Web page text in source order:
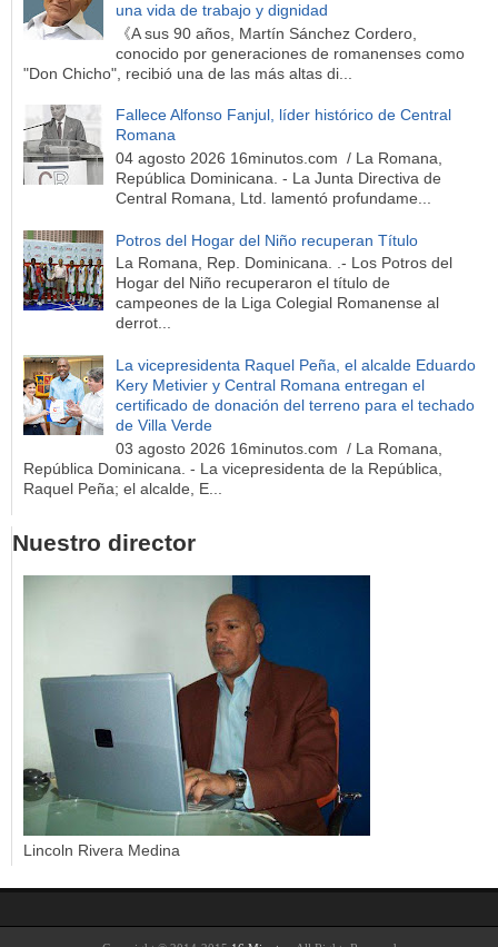
una vida de trabajo y dignidad
《A sus 90 años, Martín Sánchez Cordero,
conocido por generaciones de romanenses como
"Don Chicho", recibió una de las más altas di...
Fallece Alfonso Fanjul, líder histórico de Central
Romana
04 agosto 2026 16minutos.com / La Romana,
República Dominicana. - La Junta Directiva de
Central Romana, Ltd. lamentó profundame...
Potros del Hogar del Niño recuperan Título
La Romana, Rep. Dominicana. .- Los Potros del
Hogar del Niño recuperaron el título de
campeones de la Liga Colegial Romanense al
derrot...
La vicepresidenta Raquel Peña, el alcalde Eduardo
Kery Metivier y Central Romana entregan el
certificado de donación del terreno para el techado
de Villa Verde
03 agosto 2026 16minutos.com / La Romana,
República Dominicana. - La vicepresidenta de la República,
Raquel Peña; el alcalde, E...
Nuestro director
Lincoln Rivera Medina